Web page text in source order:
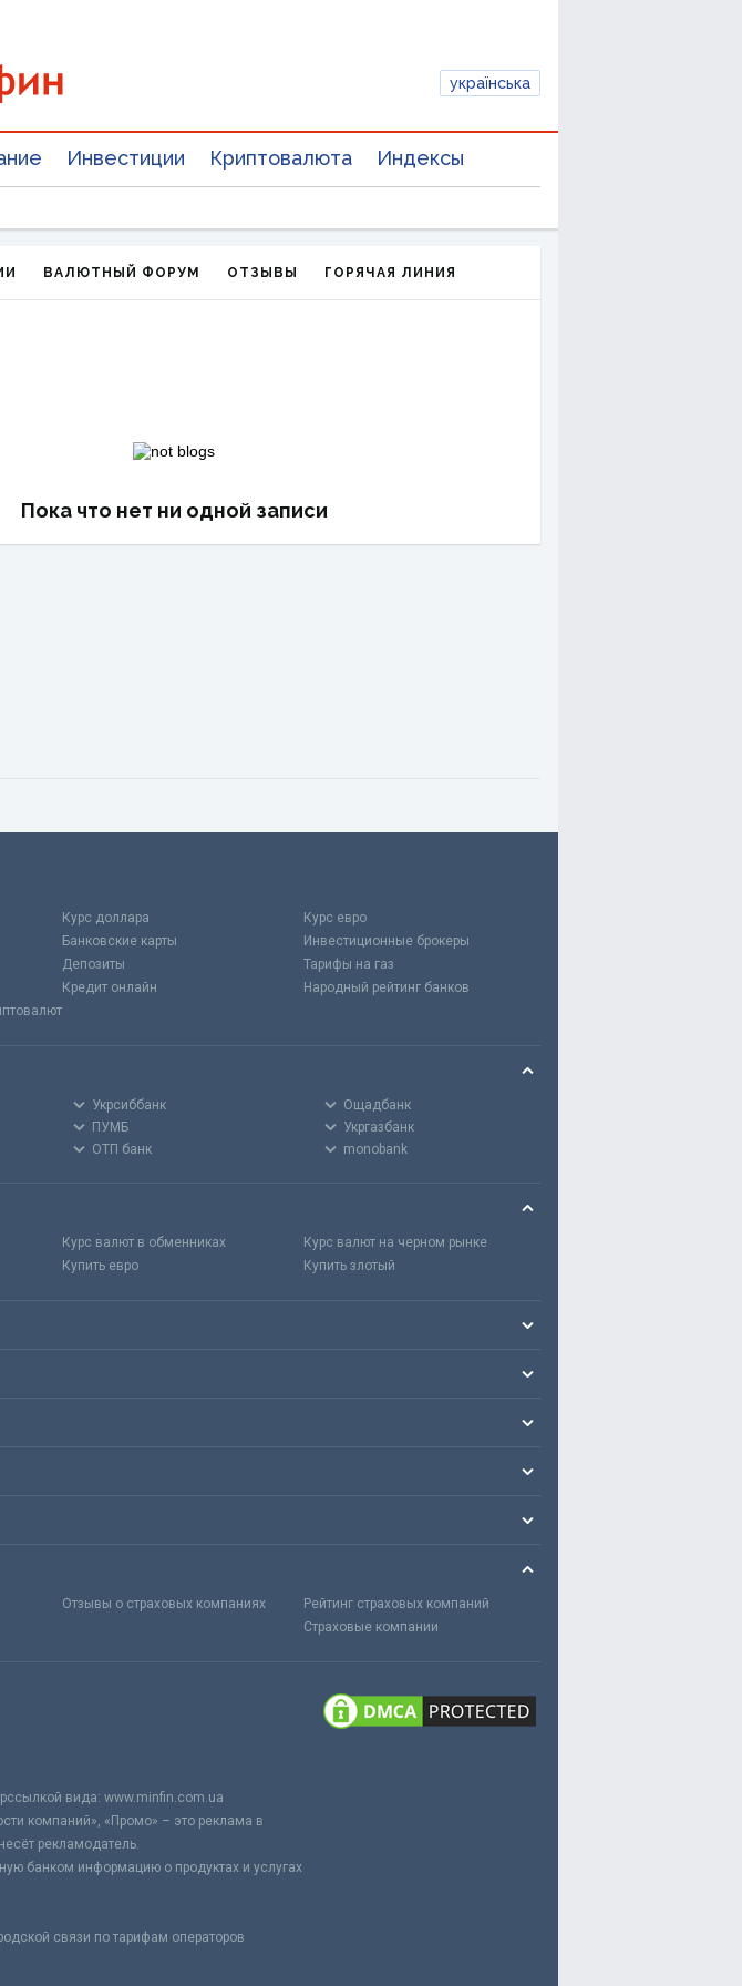
українська
Инвестиции Криптовалюта Индексы
ВАЛЮТНЫЙ ФОРУМ ОТЗЫВЫ ГОРЯЧАЯ ЛИНИЯ
Пока что нет ни одной записи
Курс доллара
Курс евро
Банковские карты
Инвестиционные брокеры
Депозиты
Тарифы на газ
Кредит онлайн
Народный рейтинг банков
Укрсиббанк
Ощадбанк
ПУМБ
Укргазбанк
ОТП банк monobank
Курс валют в обменниках
Курс валют на черном рынке
Купить евро Купить злотый
Отзывы о страховых компаниях
Рейтинг страховых компаний
Страховые компании
вида: www.minfin.com.ua
компаний», «Промо» – это реклама в
рекламодатель.
банком информацию о продуктах и услугах
связи по тарифам операторов